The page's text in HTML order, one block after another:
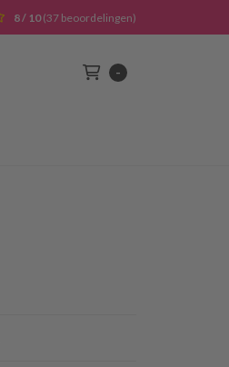
8 / 10(37 beoordelingen)
-
Winkelwagen